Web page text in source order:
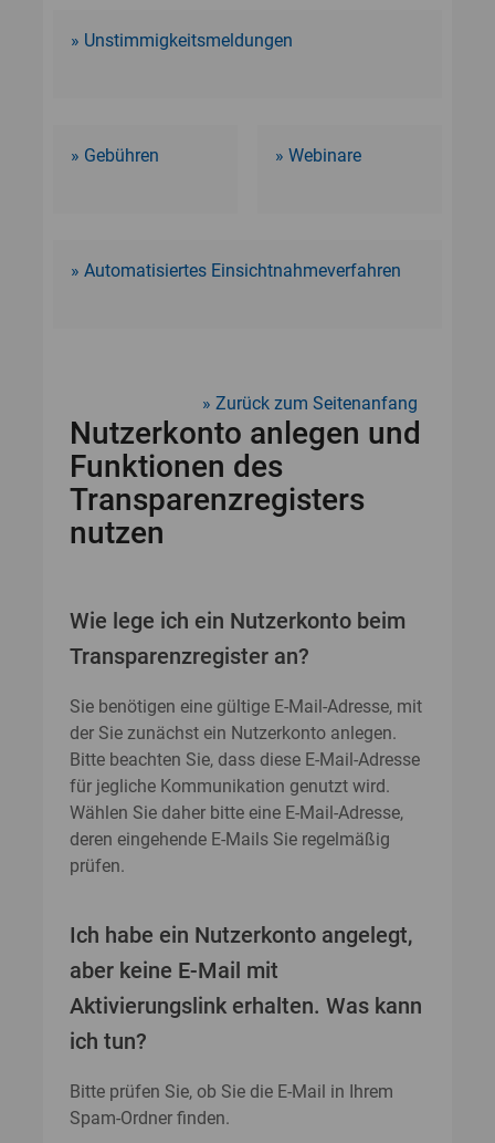
Unstimmigkeitsmeldungen
Gebühren Webinare
Automatisiertes Einsichtnahmeverfahren
Zurück zum Seitenanfang
Nutzerkonto anlegen und
Funktionen des
Transparenzregisters
nutzen
Wie lege ich ein Nutzerkonto beim
Transparenzregister an?
Sie benötigen eine gültige E-Mail-Adresse, mit
der Sie zunächst ein Nutzerkonto anlegen.
Bitte beachten Sie, dass diese E-Mail-Adresse
für jegliche Kommunikation genutzt wird.
Wählen Sie daher bitte eine E-Mail-Adresse,
deren eingehende E-Mails Sie regelmäßig
prüfen.
Ich habe ein Nutzerkonto angelegt,
aber keine E-Mail mit
Aktivierungslink erhalten. Was kann
ich tun?
Bitte prüfen Sie, ob Sie die E-Mail in Ihrem
Spam-Ordner finden.